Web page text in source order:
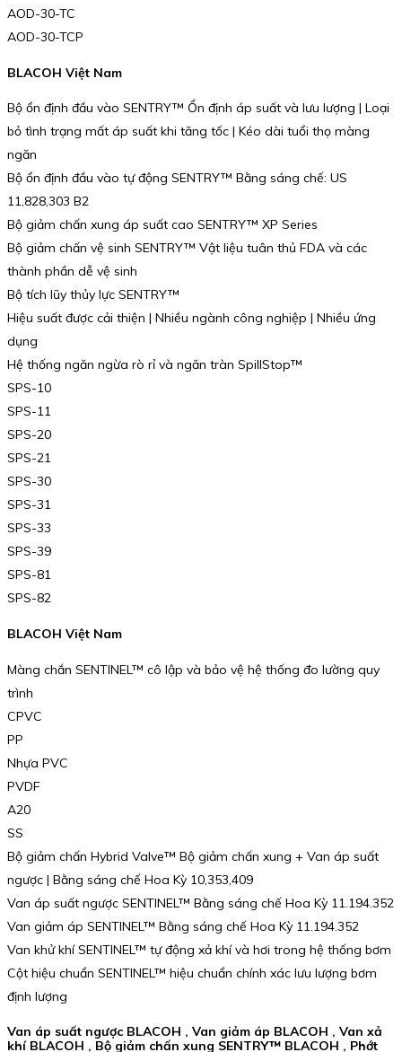
AOD-30-TC
AOD-30-TCP
BLACOH Việt Nam
Bộ ổn định đầu vào SENTRY™ Ổn định áp suất và lưu lượng | Loại
bỏ tình trạng mất áp suất khi tăng tốc | Kéo dài tuổi thọ màng
ngăn
Bộ ổn định đầu vào tự động SENTRY™ Bằng sáng chế: US
11,828,303 B2
Bộ giảm chấn xung áp suất cao SENTRY™ XP Series
Bộ giảm chấn vệ sinh SENTRY™ Vật liệu tuân thủ FDA và các
thành phần dễ vệ sinh
Bộ tích lũy thủy lực SENTRY™
Hiệu suất được cải thiện | Nhiều ngành công nghiệp | Nhiều ứng
dụng
Hệ thống ngăn ngừa rò rỉ và ngăn tràn SpillStop™
SPS-10
SPS-11
SPS-20
SPS-21
SPS-30
SPS-31
SPS-33
SPS-39
SPS-81
SPS-82
BLACOH Việt Nam
Màng chắn SENTINEL™ cô lập và bảo vệ hệ thống đo lường quy
trình
CPVC
PP
Nhựa PVC
PVDF
A20
SS
Bộ giảm chấn Hybrid Valve™ Bộ giảm chấn xung + Van áp suất
ngược | Bằng sáng chế Hoa Kỳ 10,353,409
Van áp suất ngược SENTINEL™ Bằng sáng chế Hoa Kỳ 11.194.352
Van giảm áp SENTINEL™ Bằng sáng chế Hoa Kỳ 11.194.352
Van khử khí SENTINEL™ tự động xả khí và hơi trong hệ thống bơm
Cột hiệu chuẩn SENTINEL™ hiệu chuẩn chính xác lưu lượng bơm
định lượng
Van áp suất ngược BLACOH , Van giảm áp BLACOH , Van xả
khí BLACOH , Bộ giảm chấn xung SENTRY™ BLACOH , Phớt